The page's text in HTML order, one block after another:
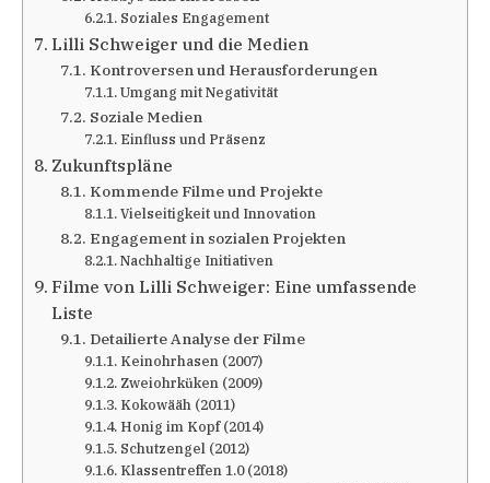
Soziales Engagement
Lilli Schweiger und die Medien
Kontroversen und Herausforderungen
Umgang mit Negativität
Soziale Medien
Einfluss und Präsenz
Zukunftspläne
Kommende Filme und Projekte
Vielseitigkeit und Innovation
Engagement in sozialen Projekten
Nachhaltige Initiativen
Filme von Lilli Schweiger: Eine umfassende
Liste
Detailierte Analyse der Filme
Keinohrhasen (2007)
Zweiohrküken (2009)
Kokowääh (2011)
Honig im Kopf (2014)
Schutzengel (2012)
Klassentreffen 1.0 (2018)